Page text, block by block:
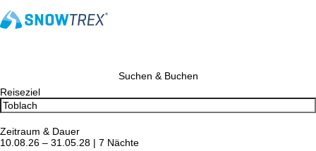
Suchen & Buchen
Reiseziel
Zeitraum & Dauer
10.08.26 – 31.05.28 | 7 Nächte